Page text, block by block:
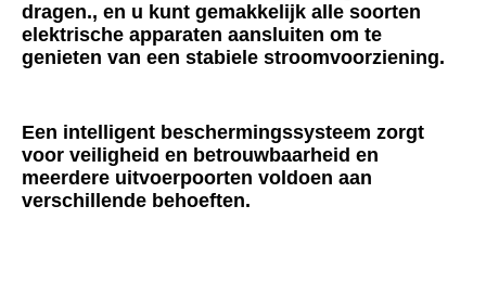
dragen., en u kunt gemakkelijk alle soorten
elektrische apparaten aansluiten om te
genieten van een stabiele stroomvoorziening.
Een intelligent beschermingssysteem zorgt
voor veiligheid en betrouwbaarheid en
meerdere uitvoerpoorten voldoen aan
verschillende behoeften.